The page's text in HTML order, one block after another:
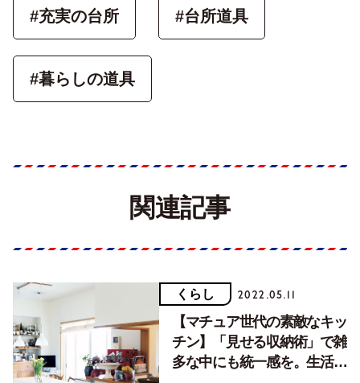
#充実の台所 #台所道具
#暮らしの道具
関連記事
くらし 2022.05.11
【マチュア世代の素敵なキッ
チン】「見せる収納術」で雑
多な中にも統一感を。生活道